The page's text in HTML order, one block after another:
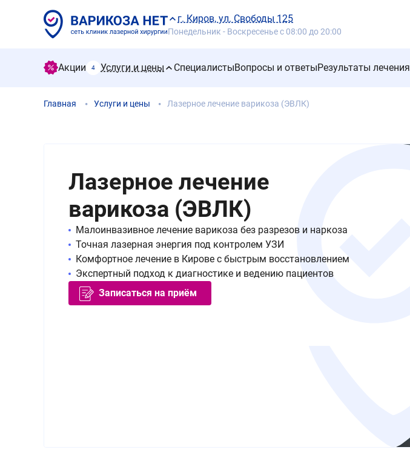
г. Киров, ул. Свободы 125
Понедельник - Воскресенье с 08:00 до 20:00
Акции 4 Услуги и цены СпециалистыВопросы и ответыРезультаты лечения
Главная Услуги и цены Лазерное лечение варикоза (ЭВЛК)
Лазерное лечение
варикоза (ЭВЛК)
Малоинвазивное лечение варикоза без разрезов и наркоза
Точная лазерная энергия под контролем УЗИ
Комфортное лечение в Кирове с быстрым восстановлением
Экспертный подход к диагностике и ведению пациентов
Записаться на приём